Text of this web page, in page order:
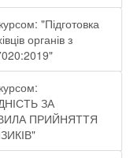
"Підготовка
органів з
ЗА
ПРИЙНЯТТЯ